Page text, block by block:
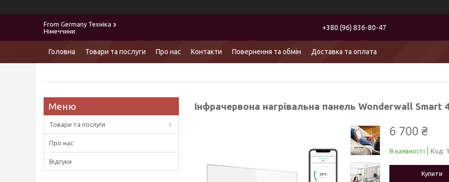
From Germany Техніка з
Німеччини
+380 (96) 836-80-47
Головна Товари та послуги Про нас Контакти Повернення та обмін Доставка та оплата
Інфрачервона нагрівальна панель Wonderwall Smart
6 700 ₴
В наявності Код:
Купити
Товари та послуги
Про нас
Відгуки